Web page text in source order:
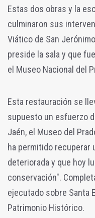
Estas dos obras y la
culminaron sus
Viático de San
preside la sala y que
el Museo Nacional del
Esta restauración se
supuesto un esfuerzo
Jaén, el Museo del
ha permitido recuperar
deteriorada y que hoy
conservación".
ejecutado sobre Santa
Patrimonio Histórico.